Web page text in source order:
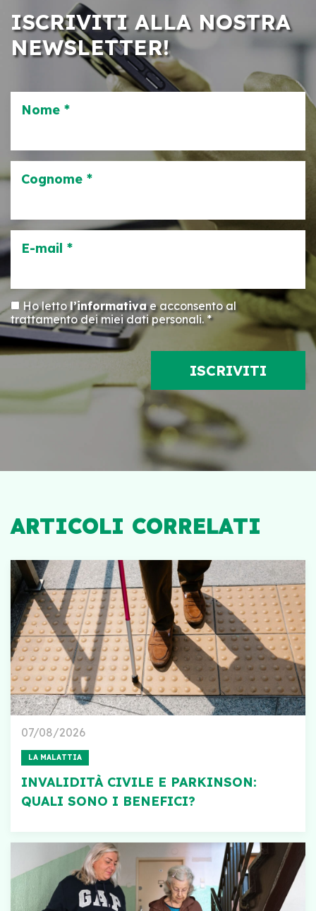
ISCRIVITI ALLA NOSTRA
NEWSLETTER!
Nome *
Cognome *
E-mail *
Ho lettol’informativae acconsento al
trattamento dei miei dati personali. *
ARTICOLI CORRELATI
07/08/2026
LA MALATTIA
INVALIDITÀ CIVILE E PARKINSON:
QUALI SONO I BENEFICI?